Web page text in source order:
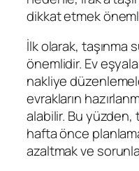
dikkat etmek
İlk olarak, taşınma
önemlidir. Ev
nakliye
evrakların
alabilir. Bu yüzden,
hafta önce
azaltmak ve